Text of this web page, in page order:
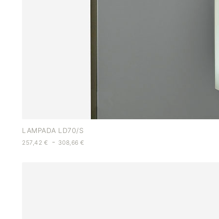
LAMPADA LD70/S
257,42 € - 308,66€